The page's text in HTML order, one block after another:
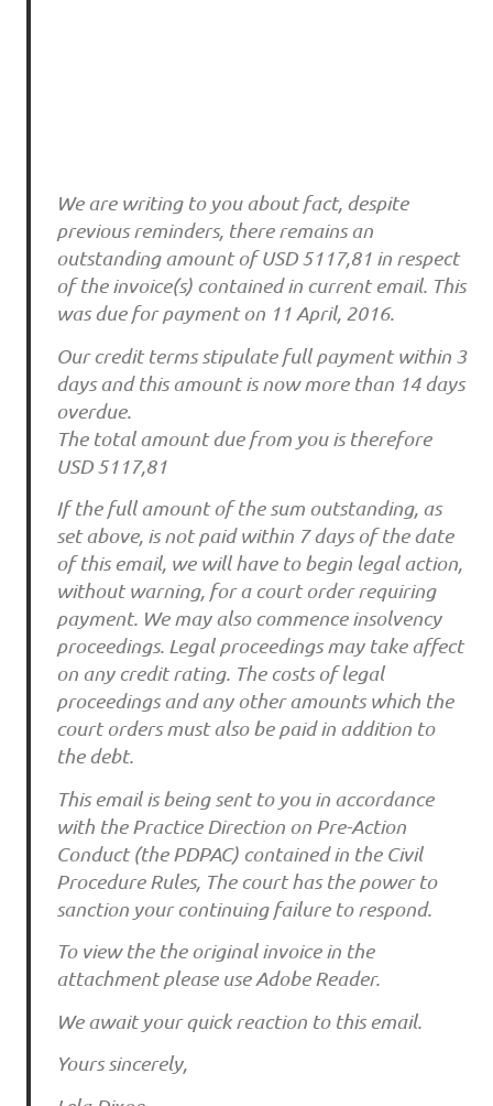
We are writing to you about fact, despite
previous reminders, there remains an
outstanding amount of USD 5117,81 in respect
of the invoice(s) contained in current email. This
was due for payment on 11 April, 2016.
Our credit terms stipulate full payment within 3
days and this amount is now more than 14 days
overdue.
The total amount due from you is therefore
USD 5117,81
If the full amount of the sum outstanding, as
set above, is not paid within 7 days of the date
of this email, we will have to begin legal action,
without warning, for a court order requiring
payment. We may also commence insolvency
proceedings. Legal proceedings may take affect
on any credit rating. The costs of legal
proceedings and any other amounts which the
court orders must also be paid in addition to
the debt.
This email is being sent to you in accordance
with the Practice Direction on Pre-Action
Conduct (the PDPAC) contained in the Civil
Procedure Rules, The court has the power to
sanction your continuing failure to respond.
To view the the original invoice in the
attachment please use Adobe Reader.
We await your quick reaction to this email.
Yours sincerely,